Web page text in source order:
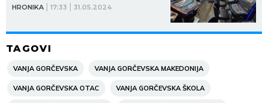
HRONIKA 17:33 31.05.2024
TAGOVI
VANJA GORČEVSKA VANJA GORČEVSKA MAKEDONIJA
VANJA GORČEVSKA OTAC VANJA GORČEVSKA ŠKOLA